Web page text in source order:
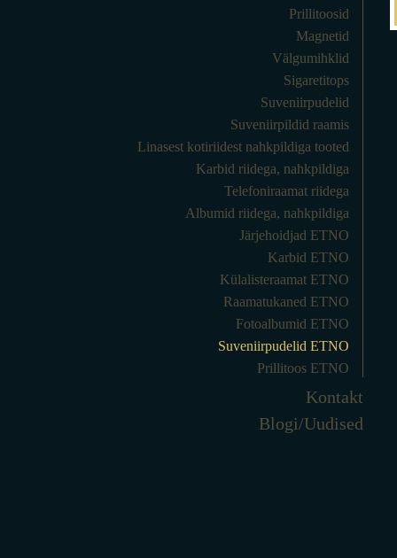
Prillitoosid
Magnetid
Välgumihklid
Sigaretitops
Suveniirpudelid
Suveniirpildid raamis
Linasest kotiriidest nahkpildiga tooted
Karbid riidega, nahkpildiga
Telefoniraamat riidega
Albumid riidega, nahkpildiga
Järjehoidjad ETNO
Karbid ETNO
Külalisteraamat ETNO
Raamatukaned ETNO
Fotoalbumid ETNO
Suveniirpudelid ETNO
Prillitoos ETNO
Kontakt
Blogi/Uudised